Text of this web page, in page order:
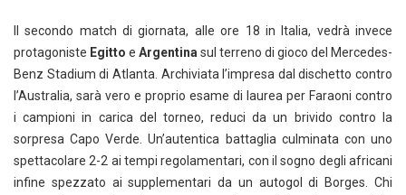
Il secondo match di giornata, alle ore 18 in Italia, vedrà invece
protagoniste Egitto e Argentina sul terreno di gioco del Mercedes-
Benz Stadium di Atlanta. Archiviata l’impresa dal dischetto contro
l’Australia, sarà vero e proprio esame di laurea per Faraoni contro
i campioni in carica del torneo, reduci da un brivido contro la
sorpresa Capo Verde. Un’autentica battaglia culminata con uno
spettacolare 2-2 ai tempi regolamentari, con il sogno degli africani
infine spezzato ai supplementari da un autogol di Borges. Chi